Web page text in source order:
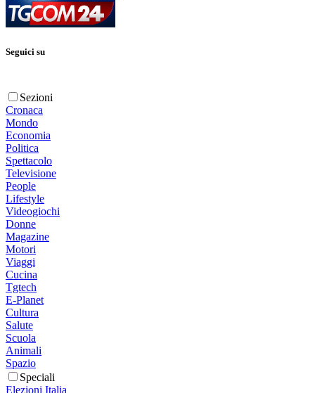
Seguici su
Sezioni
Cronaca
Mondo
Economia
Politica
Spettacolo
Televisione
People
Lifestyle
Videogiochi
Donne
Magazine
Motori
Viaggi
Cucina
Tgtech
E-Planet
Cultura
Salute
Scuola
Animali
Spazio
Speciali
Elezioni Italia